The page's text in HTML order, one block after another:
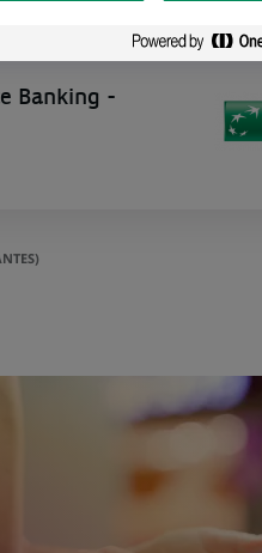
Banking -